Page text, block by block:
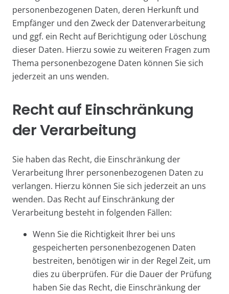
personenbezogenen Daten, deren Herkunft und
Empfänger und den Zweck der Datenverarbeitung
und ggf. ein Recht auf Berichtigung oder Löschung
dieser Daten. Hierzu sowie zu weiteren Fragen zum
Thema personenbezogene Daten können Sie sich
jederzeit an uns wenden.
Recht auf Einschränkung
der Verarbeitung
Sie haben das Recht, die Einschränkung der
Verarbeitung Ihrer personenbezogenen Daten zu
verlangen. Hierzu können Sie sich jederzeit an uns
wenden. Das Recht auf Einschränkung der
Verarbeitung besteht in folgenden Fällen:
Wenn Sie die Richtigkeit Ihrer bei uns
gespeicherten personenbezogenen Daten
bestreiten, benötigen wir in der Regel Zeit, um
dies zu überprüfen. Für die Dauer der Prüfung
haben Sie das Recht, die Einschränkung der